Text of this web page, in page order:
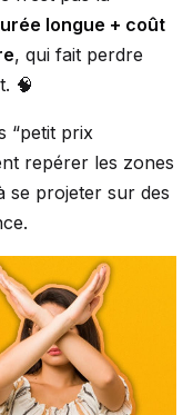
longue + coût
, qui fait perdre
🧠
“petit prix
repérer les zones
se projeter sur des